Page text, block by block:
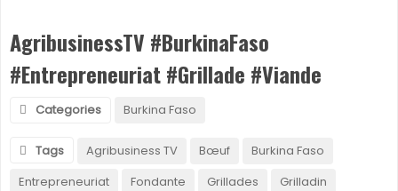
AgribusinessTV #BurkinaFaso
#Entrepreneuriat #Grillade #Viande
Categories Burkina Faso
Tags Agribusiness TV Bœuf
Burkina Faso
Entrepreneuriat
Fondante Grillades
Grilladin